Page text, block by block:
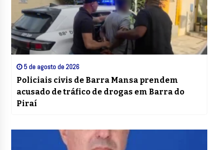
5 de agosto de 2026
Policiais civis de Barra Mansa prendem
acusado de tráfico de drogas em Barra do
Piraí